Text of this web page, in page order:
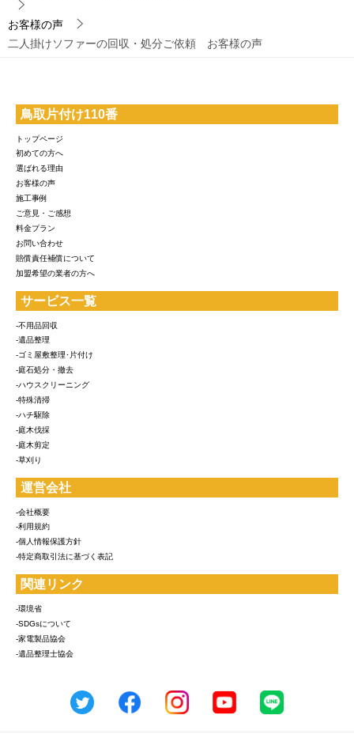
お客様の声
二人掛けソファーの回収・処分ご依頼 お客様の声
鳥取片付け110番
トップページ
初めての方へ
選ばれる理由
お客様の声
施工事例
ご意見・ご感想
料金プラン
お問い合わせ
賠償責任補償について
加盟希望の業者の方へ
サービス一覧
-不用品回収
-遺品整理
-ゴミ屋敷整理･片付け
-庭石処分・撤去
-ハウスクリーニング
-特殊清掃
-ハチ駆除
-庭木伐採
-庭木剪定
-草刈り
運営会社
-会社概要
-利用規約
-個人情報保護方針
-特定商取引法に基づく表記
関連リンク
-環境省
-SDGsについて
-家電製品協会
-遺品整理士協会